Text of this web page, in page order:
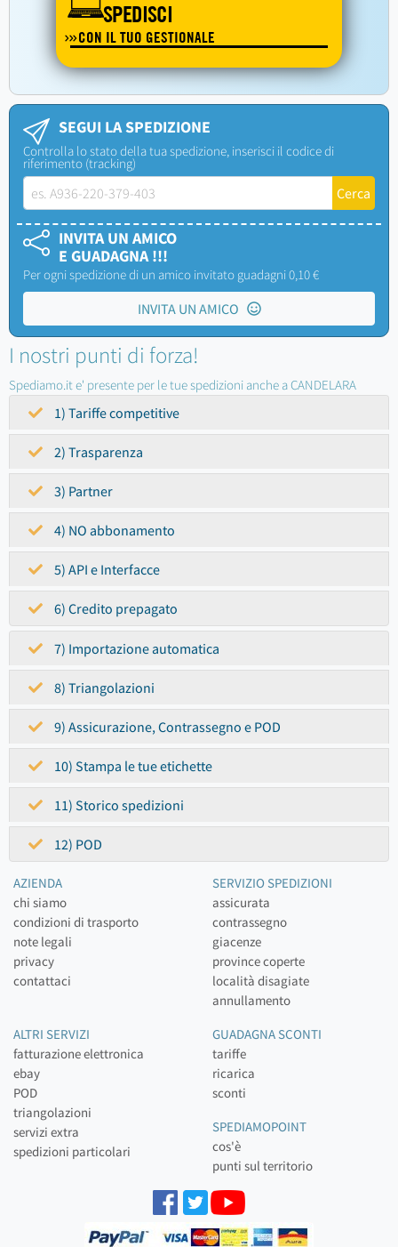
SPEDISCI
CON IL TUO GESTIONALE
SEGUI LA SPEDIZIONE
Controlla lo stato della tua spedizione, inserisci il codice di
riferimento (tracking)
INVITA UN AMICO
E GUADAGNA !!!
Per ogni spedizione di un amico invitato guadagni 0,10 €
INVITA UN AMICO
I nostri punti di forza!
Spediamo.it e' presente per le tue spedizioni anche a CANDELARA
1) Tariffe competitive
2) Trasparenza
3) Partner
4) NO abbonamento
5) API e Interfacce
6) Credito prepagato
7) Importazione automatica
8) Triangolazioni
9) Assicurazione, Contrassegno e POD
10) Stampa le tue etichette
11) Storico spedizioni
12) POD
AZIENDA
chi siamo
condizioni di trasporto
note legali
privacy
contattaci
SERVIZIO SPEDIZIONI
assicurata
contrassegno
giacenze
province coperte
località disagiate
annullamento
ALTRI SERVIZI
fatturazione elettronica
ebay
POD
triangolazioni
servizi extra
spedizioni particolari
GUADAGNA SCONTI
tariffe
ricarica
sconti
SPEDIAMOPOINT
cos'è
punti sul territorio